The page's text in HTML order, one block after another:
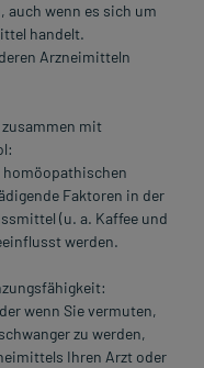
auch wenn es sich um
handelt.
Arzneimitteln
mit
homöopathischen
Faktoren in der
(u. a. Kaffee und
werden.
wenn Sie vermuten,
zu werden,
Ihren Arzt oder